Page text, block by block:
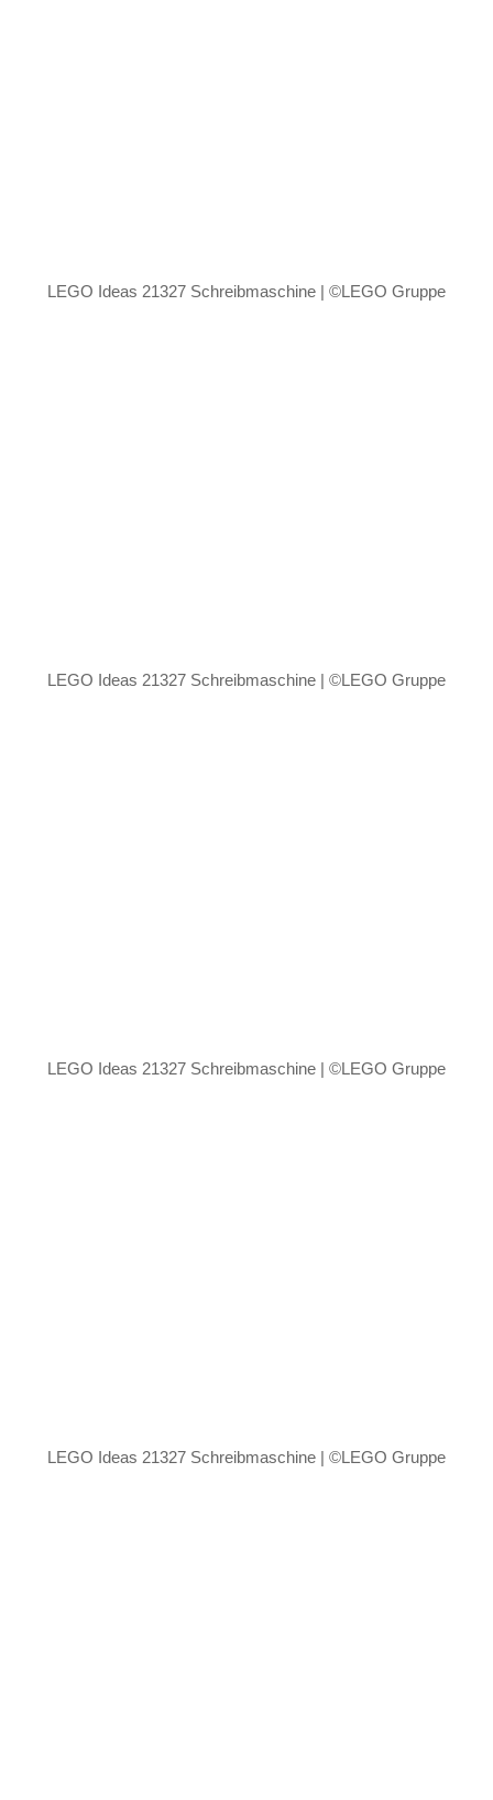
LEGO Ideas 21327 Schreibmaschine | ©LEGO Gruppe
LEGO Ideas 21327 Schreibmaschine | ©LEGO Gruppe
LEGO Ideas 21327 Schreibmaschine | ©LEGO Gruppe
LEGO Ideas 21327 Schreibmaschine | ©LEGO Gruppe